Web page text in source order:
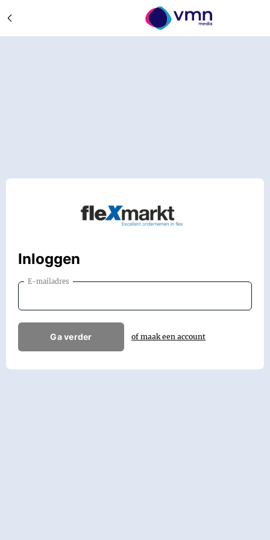
Inloggen
E-mailadres
Ga verder of maak een account